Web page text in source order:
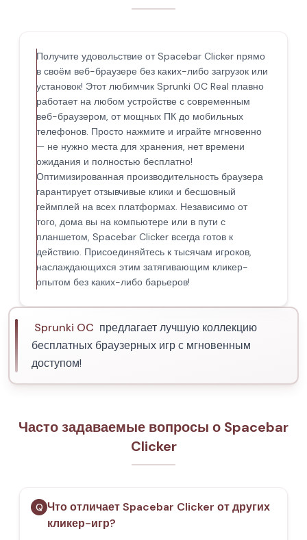
Получите удовольствие от Spacebar Clicker прямо
в своём веб-браузере без каких-либо загрузок или
установок! Этот любимчик Sprunki OC Real плавно
работает на любом устройстве с современным
веб-браузером, от мощных ПК до мобильных
телефонов. Просто нажмите и играйте мгновенно
— не нужно места для хранения, нет времени
ожидания и полностью бесплатно!
Оптимизированная производительность браузера
гарантирует отзывчивые клики и бесшовный
геймплей на всех платформах. Независимо от
того, дома вы на компьютере или в пути с
планшетом, Spacebar Clicker всегда готов к
действию. Присоединяйтесь к тысячам игроков,
наслаждающихся этим затягивающим кликер-
опытом без каких-либо барьеров!
Sprunki OC предлагает лучшую коллекцию
бесплатных браузерных игр с мгновенным
доступом!
Часто задаваемые вопросы о Spacebar
Clicker
Q Что отличает Spacebar Clicker от других
кликер-игр?